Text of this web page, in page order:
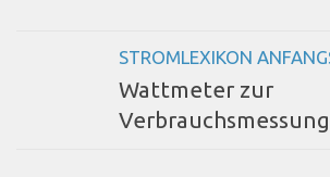
STROMLEXIKON
Wattmeter zur
Verbrauchsmessung